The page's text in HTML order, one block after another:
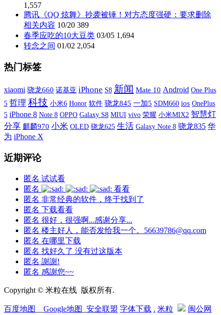
1,557
腾讯《QQ 炫舞》抄袭被锤！对方态度强硬：要求删除
相关内容 10/20 389
春季应吃的10大豆类 03/05 1,694
转念之间 01/02 2,054
热门标签
xiaomi 骁龙660 诺基亚 iPhone S8 新闻 Mate 10 Android One Plus
5 哲理 科技 小米6 Honor 软件 骁龙845 一加5 SDM660 ios OnePlus
5 iPhone 8 Note 8 OPPO Galaxy S8 MIUI vivo 荣耀 小米MIX2 智慧灯
分享 麒麟970 小米 OLED 骁龙625 生活 Galaxy Note 8 骁龙835 华
为 iPhone X
近期评论
匿名 试试看
匿名
看看
匿名 非常经典的软件，终于找到了
匿名 下载看看
匿名 很好，很强啊...感谢分享...
匿名 楼主好人，能否发给我一个。56639786@qq.com
匿名 在哪里下载
匿名 找好久了 没有过这版本
匿名 謝謝!
匿名 感謝您~~
Copyright © 米粒在线 版权所有.
百度地图 Google地图 安全联盟 字体下载 . 米粒
闽公网